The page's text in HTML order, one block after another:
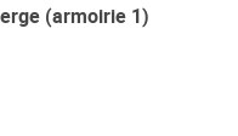
(armoirie 1)